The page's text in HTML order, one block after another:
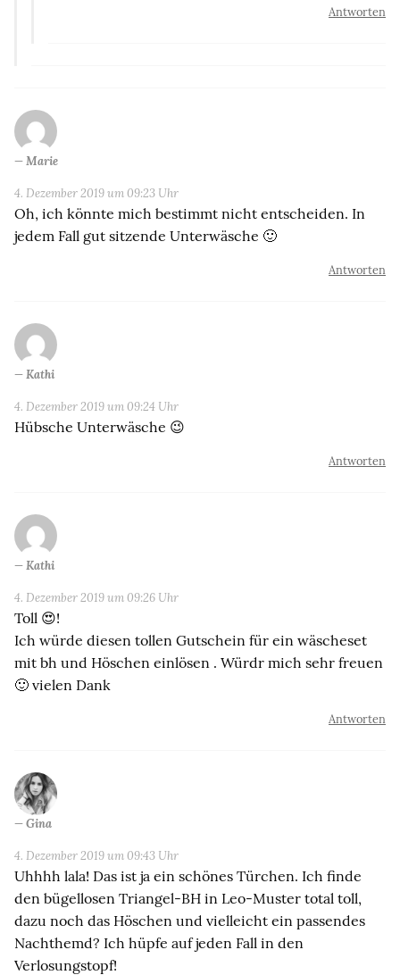
Antworten
Marie
4. Dezember 2019 um 09:23 Uhr
Oh, ich könnte mich bestimmt nicht entscheiden. In
jedem Fall gut sitzende Unterwäsche 🙂
Antworten
Kathi
4. Dezember 2019 um 09:24 Uhr
Hübsche Unterwäsche 😉
Antworten
Kathi
4. Dezember 2019 um 09:26 Uhr
Toll 😍!
Ich würde diesen tollen Gutschein für ein wäscheset
mit bh und Höschen einlösen . Würdr mich sehr freuen
🙂 vielen Dank
Antworten
Gina
4. Dezember 2019 um 09:43 Uhr
Uhhhh lala! Das ist ja ein schönes Türchen. Ich finde
den bügellosen Triangel-BH in Leo-Muster total toll,
dazu noch das Höschen und vielleicht ein passendes
Nachthemd? Ich hüpfe auf jeden Fall in den
Verlosungstopf!